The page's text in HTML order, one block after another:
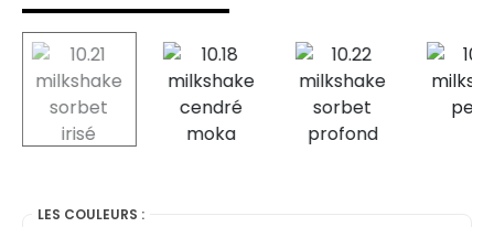
selected
LES COULEURS :